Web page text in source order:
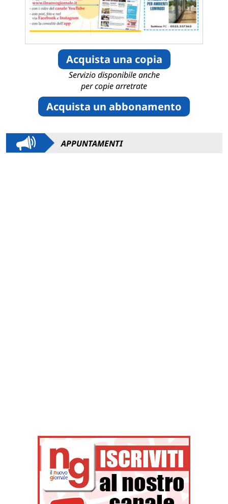
Acquista una copia
Servizio disponibile anche
per copie arretrate
Acquista un abbonamento
APPUNTAMENTI